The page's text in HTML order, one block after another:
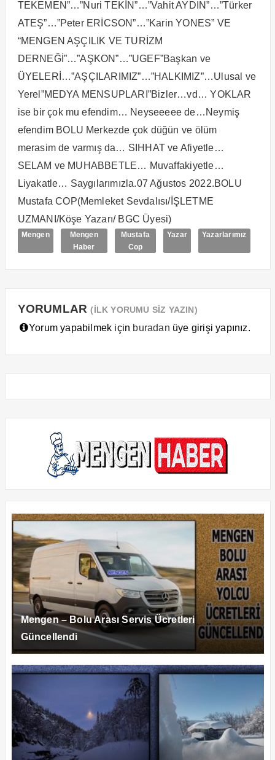
TEKEMEN”…”Nuri TEKİN”…”Vahit AYDIN”…”Türker
ATEŞ”…”Peter ERİCSON”…”Karin YONES” VE
“MENGEN AŞÇILIK VE TURİZM
DERNEĞİ”…”AŞKON”…”UGEF”Başkan ve
ÜYELERİ…”AŞÇILARIMIZ”…”HALKIMIZ”…Ulusal ve
Yerel”MEDYA MENSUPLARI”Bizler…vd… YOKLAR
ise bir çok mu efendim… Neyseeeee de…Neymiş
efendim BOLU Merkezde çok düğün ve ölüm
merasim de varmış da… SIHHAT ve Afiyetle…
SELAM ve MUHABBETLE… Muvaffakiyetle…
Liyakatle… Saygılarımızla.07 Ağustos 2022.BOLU
Mustafa COP(Memleket Sevdalısı/İŞLETME
UZMANI/Köşe Yazarı/ BGC Üyesi)
Mengen
Mengen
Haber
Mustafa
Cop
Yazar Yazarlarımız
YORUMLAR(İLK YORUMU SİZ YAZIN)
Yorum yapabilmek için buradan üye girişi yapınız.
Mengen – Bolu Arası Servis Ücretleri
Güncellendi